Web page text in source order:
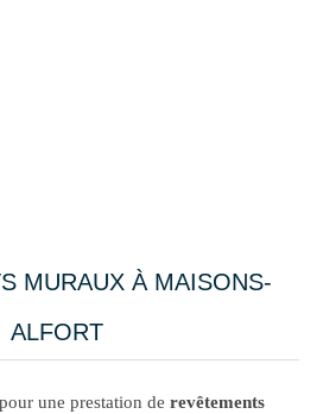
MURAUX À MAISONS-
ALFORT
une prestation de revêtements